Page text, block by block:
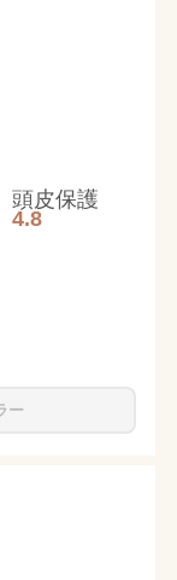
頭皮保護
4.8
ー